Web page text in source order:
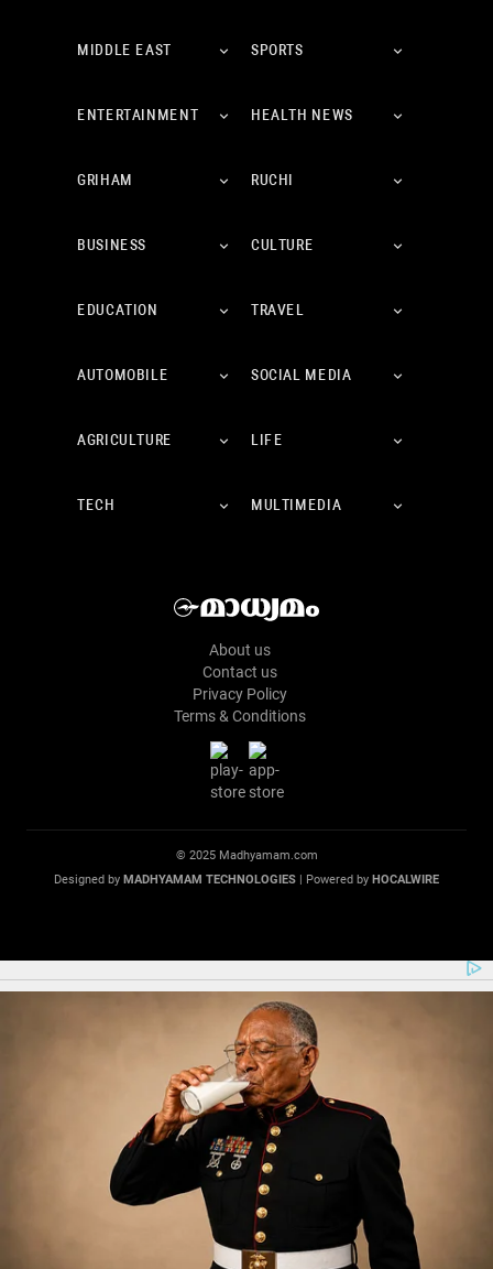
MIDDLE EAST SPORTS
ENTERTAINMENT HEALTH NEWS
GRIHAM RUCHI
BUSINESS CULTURE
EDUCATION TRAVEL
AUTOMOBILE SOCIAL MEDIA
AGRICULTURE LIFE
TECH MULTIMEDIA
About us
Contact us
Privacy Policy
Terms & Conditions
© 2025 Madhyamam.com
Designed by MADHYAMAM TECHNOLOGIES | Powered by HOCALWIRE